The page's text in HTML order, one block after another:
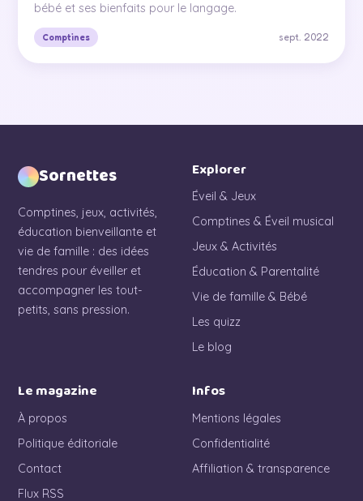
bébé et ses bienfaits pour le langage.
Comptines sept. 2022
Sornettes
Comptines, jeux, activités,
éducation bienveillante et
vie de famille : des idées
tendres pour éveiller et
accompagner les tout-
petits, sans pression.
Explorer
Éveil & Jeux
Comptines & Éveil musical
Jeux & Activités
Éducation & Parentalité
Vie de famille & Bébé
Les quizz
Le blog
Le magazine
À propos
Politique éditoriale
Contact
Flux RSS
Infos
Mentions légales
Confidentialité
Affiliation & transparence